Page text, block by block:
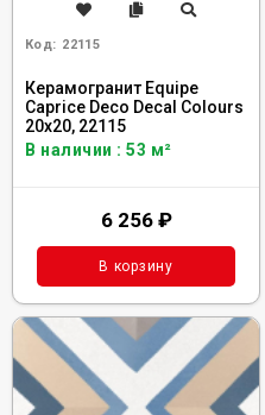
Код: 22115
Керамогранит Equipe
Caprice Deco Decal Colours
20x20, 22115
В наличии : 53 м²
6 256 ₽
В корзину